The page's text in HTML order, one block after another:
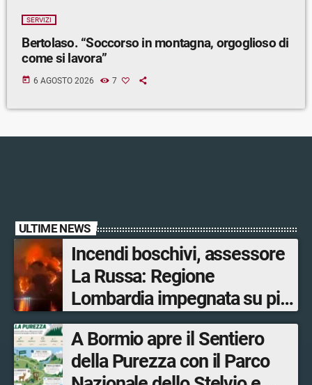
SERVIZI
Bertolaso. “Soccorso in montagna, orgoglioso di
come si lavora”
today 6 AGOSTO 2026 7
ULTIME NEWS
Incendi boschivi, assessore
La Russa: Regione
Lombardia impegnata su più
fronti, 48 volontari coinvolti
tra le province di Lecco,
Sondrio, Milano e Como
A Bormio apre il Sentiero
della Purezza con il Parco